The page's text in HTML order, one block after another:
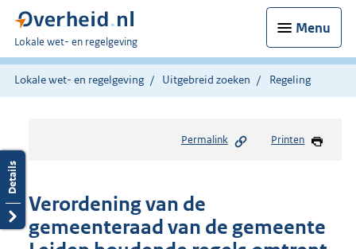
Menu
U
bent
hier:
Lokale wet- en regelgeving
Lokale wet- en regelgeving Uitgebreid zoeken Regeling
Permalink Printen
Verordening van de
gemeenteraad van de gemeente